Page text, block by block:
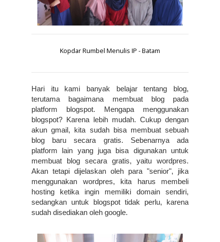
Kopdar Rumbel Menulis IP - Batam
Hari itu kami banyak belajar tentang blog,
terutama bagaimana membuat blog pada
platform blogspot. Mengapa menggunakan
blogspot? Karena lebih mudah. Cukup dengan
akun gmail, kita sudah bisa membuat sebuah
blog baru secara gratis. Sebenarnya ada
platform lain yang juga bisa digunakan untuk
membuat blog secara gratis, yaitu wordpres.
Akan tetapi dijelaskan oleh para "senior", jika
menggunakan wordpres, kita harus membeli
hosting ketika ingin memiliki domain sendiri,
sedangkan untuk blogspot tidak perlu, karena
sudah disediakan oleh google.